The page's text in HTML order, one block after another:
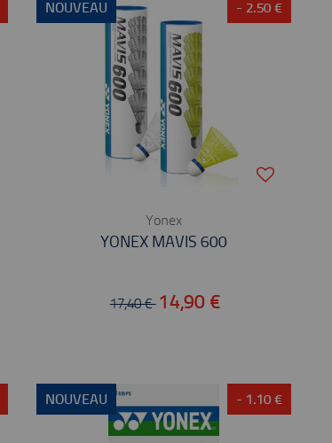
NOUVEAU - 2.50 €
Yonex
YONEX MAVIS 600
17,40 € 14,90 €
NOUVEAU - 1.10 €